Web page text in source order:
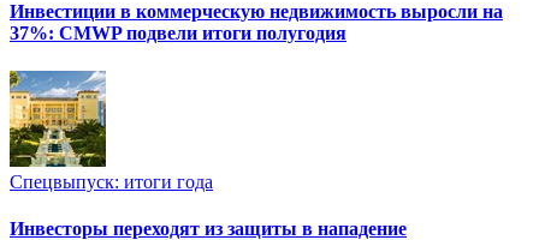
Инвестиции в коммерческую недвижимость выросли на
37%: CMWP подвели итоги полугодия
Спецвыпуск: итоги года
Инвесторы переходят из защиты в нападение